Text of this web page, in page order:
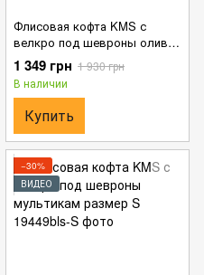
Флисовая кофта KMS с
велкро под шевроны олива
размер S
1 349 грн 1 930 грн
В наличии
Купить
−30%
ВИДЕО